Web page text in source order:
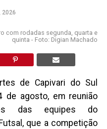
2026
com rodadas segunda, quarta e
quinta - Foto: Digian Machado
de Capivari do Sul
de agosto, em reunião
das equipes do
que a competição